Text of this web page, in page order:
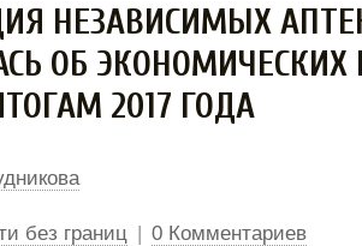
НЕЗАВИСИМЫХ
ОБ ЭКОНОМИЧЕСКИХ
2017 ГОДА
без границ | 0 Комментариев